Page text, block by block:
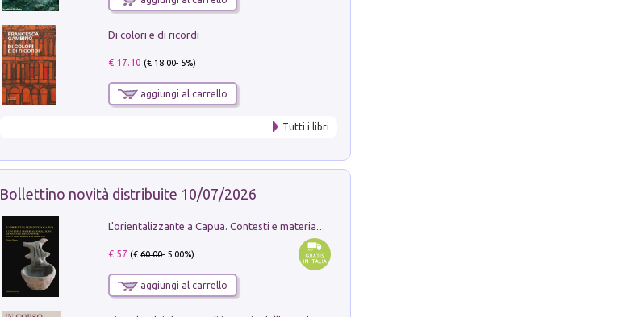
Di colori e di ricordi
€ 17.10 (€18.00- 5%)
aggiungi al carrello
Tutti i libri
Bollettino novità distribuite 10/07/2026
€ 57 (€60.00- 5.00%)
aggiungi al carrello